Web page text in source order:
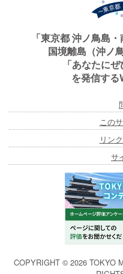
「東京都 沖ノ鳥島
国境離島（沖ノ
「あなたに
を発信する
この
リン
サ
COPYRIGHT © 2026 TOKYO